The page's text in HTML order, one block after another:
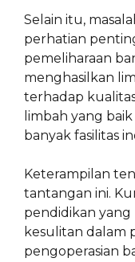
Selain itu,
perhatian
pemeliharaan
menghasilkan
terhadap
limbah yang
banyak fasilitas
Keterampilan
tantangan ini.
pendidikan
kesulitan dalam
pengoperasian